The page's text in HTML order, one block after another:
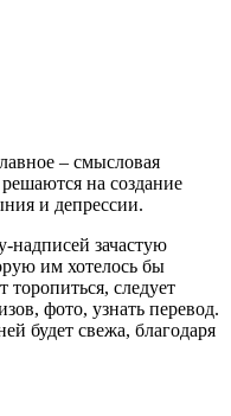
– смысловая
на создание
и депрессии.
надписей зачастую
им хотелось бы
торопиться, следует
фото, узнать перевод.
будет свежа, благодаря